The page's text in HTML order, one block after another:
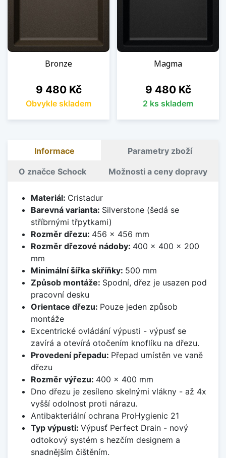
Bronze
Cena
9 480 Kč
Obvykle skladem
Magma
Cena
9 480 Kč
2 ks skladem
Informace Parametry zboží
O značce Schock Možnosti a ceny dopravy
Materiál: Cristadur
Barevná varianta: Silverstone (šedá se
stříbrnými třpytkami)
Rozměr dřezu: 456 x 456 mm
Rozměr dřezové nádoby: 400 x 400 x 200
mm
Minimální šířka skříňky: 500 mm
Způsob montáže: Spodní, dřez je usazen pod
pracovní desku
Orientace dřezu: Pouze jeden způsob
montáže
Excentrické ovládání výpusti - výpusť se
zavírá a otevírá otočením knoflíku na dřezu.
Provedení přepadu: Přepad umístěn ve vaně
dřezu
Rozměr výřezu: 400 x 400 mm
Dno dřezu je zesíleno skelnými vlákny - až 4x
vyšší odolnost proti nárazu.
Antibakteriální ochrana ProHygienic 21
Typ výpusti: Výpusť Perfect Drain - nový
odtokový systém s hezčím designem a
snadnějším čištěním.